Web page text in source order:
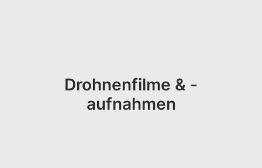
Interaktive TourenDrohnenfilme & -
aufnahmen